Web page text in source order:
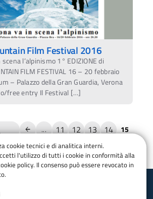
Film Festival 2016
l’alpinismo 1° EDIZIONE di
FILM FESTIVAL 16 – 20 febbraio
– Palazzo della Gran Guardia, Verona
free entry Il Festival […]
... 11 12 13 14 15
cookie tecnici e di analitica interni.
l'utilizzo di tutti i cookie in conformità alla
policy. Il consenso può essere revocato in